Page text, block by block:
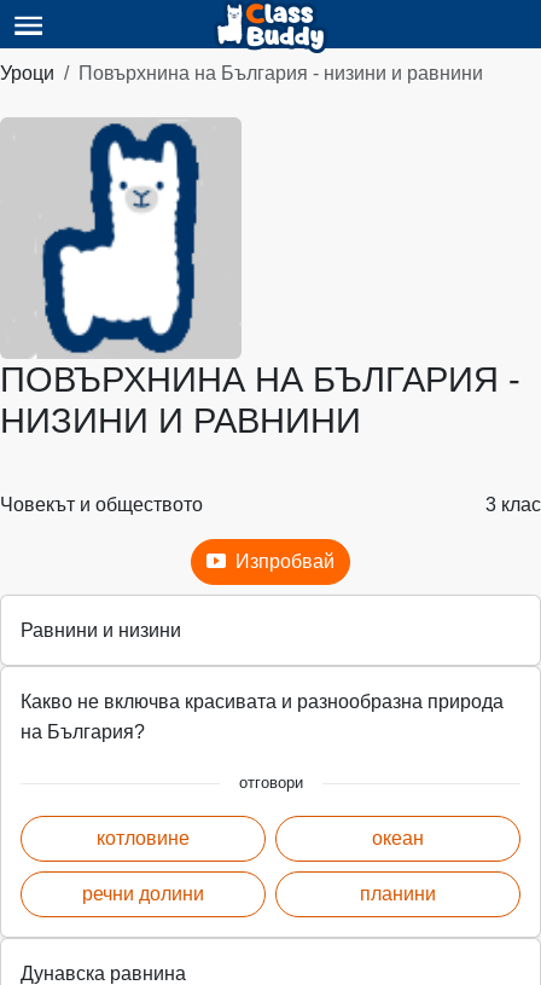
Уроци Повърхнина на България - низини и равнини
ПОВЪРХНИНА НА БЪЛГАРИЯ -
НИЗИНИ И РАВНИНИ
Човекът и обществото 3 клас
Изпробвай
Равнини и низини
Какво не включва красивата и разнообразна природа
на България?
отговори
котловине
речни долини
океан
планини
Дунавска равнина